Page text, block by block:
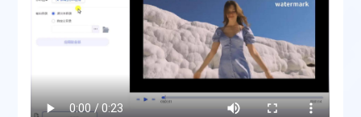
体验良好，装机必备